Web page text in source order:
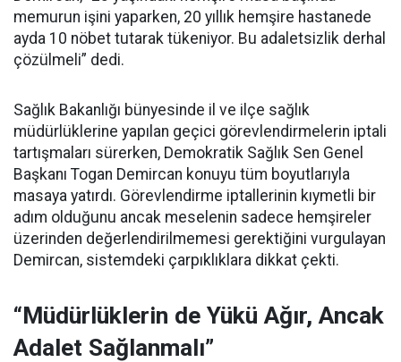
memurun işini yaparken, 20 yıllık hemşire hastanede
ayda 10 nöbet tutarak tükeniyor. Bu adaletsizlik derhal
çözülmeli” dedi.
Sağlık Bakanlığı bünyesinde il ve ilçe sağlık
müdürlüklerine yapılan geçici görevlendirmelerin iptali
tartışmaları sürerken, Demokratik Sağlık Sen Genel
Başkanı Togan Demircan konuyu tüm boyutlarıyla
masaya yatırdı. Görevlendirme iptallerinin kıymetli bir
adım olduğunu ancak meselenin sadece hemşireler
üzerinden değerlendirilmemesi gerektiğini vurgulayan
Demircan, sistemdeki çarpıklıklara dikkat çekti.
“Müdürlüklerin de Yükü Ağır, Ancak
Adalet Sağlanmalı”